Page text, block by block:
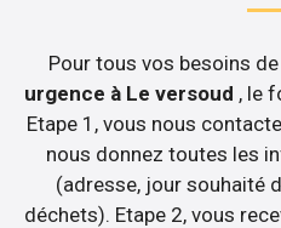
Pour tous vos besoins de
urgence à Le versoud , le
Etape 1, vous nous
nous donnez toutes les
(adresse, jour souhaité
déchets). Etape 2, vous